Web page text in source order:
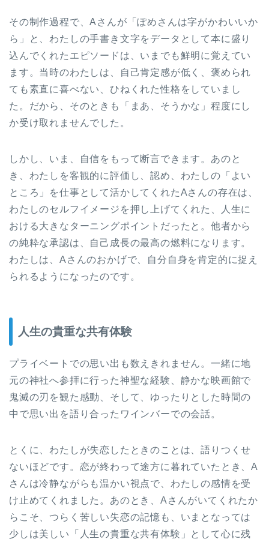
その制作過程で、Aさんが「ぽめさんは字がかわいいか
ら」と、わたしの手書き文字をデータとして本に盛り
込んでくれたエピソードは、いまでも鮮明に覚えてい
ます。当時のわたしは、自己肯定感が低く、褒められ
ても素直に喜べない、ひねくれた性格をしていまし
た。だから、そのときも「まあ、そうかな」程度にし
か受け取れませんでした。
しかし、いま、自信をもって断言できます。あのと
き、わたしを客観的に評価し、認め、わたしの「よい
ところ」を仕事として活かしてくれたAさんの存在は、
わたしのセルフイメージを押し上げてくれた、人生に
おける大きなターニングポイントだったと。他者から
の純粋な承認は、自己成長の最高の燃料になります。
わたしは、Aさんのおかげで、自分自身を肯定的に捉え
られるようになったのです。
人生の貴重な共有体験
プライベートでの思い出も数えきれません。一緒に地
元の神社へ参拝に行った神聖な経験、静かな映画館で
鬼滅の刃を観た感動、そして、ゆったりとした時間の
中で思い出を語り合ったワインバーでの会話。
とくに、わたしが失恋したときのことは、語りつくせ
ないほどです。恋が終わって途方に暮れていたとき、A
さんは冷静ながらも温かい視点で、わたしの感情を受
け止めてくれました。あのとき、Aさんがいてくれたか
らこそ、つらく苦しい失恋の記憶も、いまとなっては
少しは美しい「人生の貴重な共有体験」として心に残